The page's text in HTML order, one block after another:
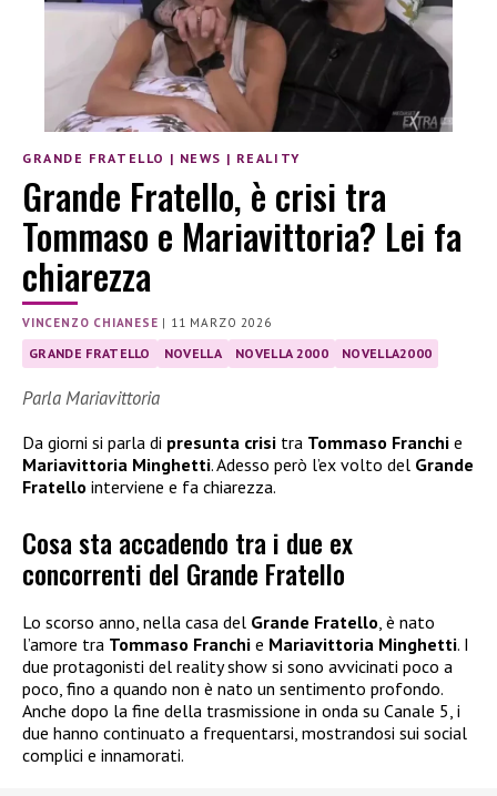
GRANDE FRATELLO | NEWS | REALITY
Grande Fratello, è crisi tra
Tommaso e Mariavittoria? Lei fa
chiarezza
VINCENZO CHIANESE | 11 MARZO 2026
GRANDE FRATELLO NOVELLA NOVELLA 2000 NOVELLA2000
Parla Mariavittoria
Da giorni si parla di presunta crisi tra Tommaso Franchi e
Mariavittoria Minghetti. Adesso però l’ex volto del Grande
Fratello interviene e fa chiarezza.
Cosa sta accadendo tra i due ex
concorrenti del Grande Fratello
Lo scorso anno, nella casa del Grande Fratello, è nato
l’amore tra Tommaso Franchi e Mariavittoria Minghetti. I
due protagonisti del reality show si sono avvicinati poco a
poco, fino a quando non è nato un sentimento profondo.
Anche dopo la fine della trasmissione in onda su Canale 5, i
due hanno continuato a frequentarsi, mostrandosi sui social
complici e innamorati.